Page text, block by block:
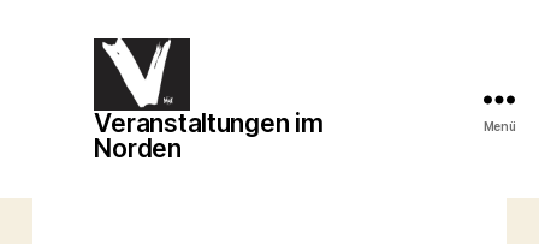
Veranstaltungen
im
Veranstaltungen im
Norden
Menü